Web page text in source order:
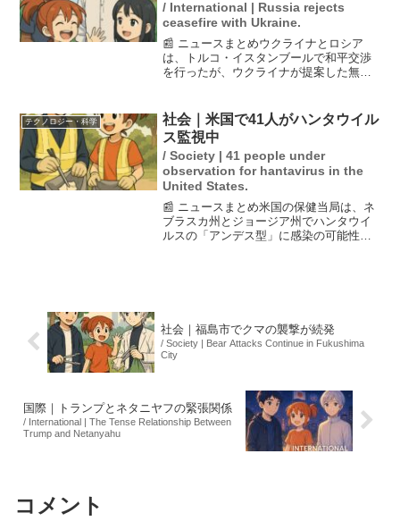
/ International | Russia rejects
ceasefire with Ukraine.
📰 ニュースまとめウクライナとロシア
は、トルコ・イスタンブールで和平交渉
を行ったが、ウクライナが提案した無条
は新たな捕虜交換に合意したと発表し
た。この交渉は、両国間の緊...
テクノロジー・科学
社会｜米国で41人がハンタウイル
ス監視中
/ Society | 41 people under
observation for hantavirus in the
United States.
📰 ニュースまとめ米国の保健当局は、ネ
ブラスカ州とジョージア州でハンタウイ
ルスの「アンデス型」に感染の可能性が
社会｜福島市でクマの襲撃が続発
/ Society | Bear Attacks Continue in Fukushima
City
国際｜トランプとネタニヤフの緊張関係
/ International | The Tense Relationship Between
Trump and Netanyahu
コメント